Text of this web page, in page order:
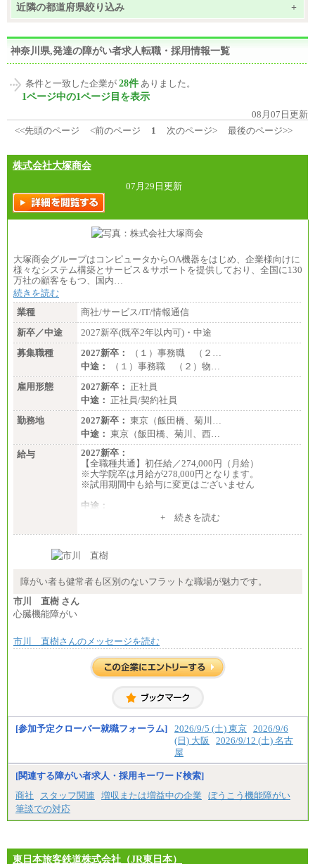
近隣の都道府県絞り込み +
神奈川県,発達の障がい者求人転職・採用情報一覧
条件と一致した企業が 28件 ありました。
1ページ中の1ページ目を表示
08月07日更新
<<先頭のページ
<前のページ 1 次のページ> 最後のページ>>
株式会社大塚商会
07月29日更新
大塚商会グループはコンピュータからOA機器をはじめ、企業様向けに
様々なシステム構築とサービス＆サポートを提供しており、全国に130
万社の顧客をもつ、国内…
続きを読む
業種
商社/サービス/IT/情報通信
新卒／中途
2027新卒(既卒2年以内可)・中途
募集職種
2027新卒：
（１）事務職 （２…
中途：
（１）事務職 （２）物…
雇用形態
2027新卒： 正社員
中途： 正社員/契約社員
勤務地
2027新卒： 東京（飯田橋、菊川…
中途： 東京（飯田橋、菊川、西…
給与
2027新卒：
【全職種共通】初任給／274,000円（月給）
※大学院卒は月給が278,000円となります。
※試用期間中も給与に変更はございません
中途：
（１）～（４）274,000円（月給）～
※経験・年齢などを考慮のうえ、当社規程により優
※業務内容・勤務形態に応じて、上記給与の範囲内
※試用期間中も給与に変更はございません
+ 続きを読む
障がい者も健常者も区別のないフラットな職場が魅力です。
市川 直樹 さん
心臓機能障がい
市川 直樹さんのメッセージを読む
[参加予定クローバー就職フォーラム] 2026/9/5 (土) 東京 2026/9/6
(日) 大阪
2026/9/12 (土) 名古
屋
[関連する障がい者求人・採用キーワード検索]
商社
スタッフ関連 増収または増益中の企業
ぼうこう機能障がい
筆談での対応
東日本旅客鉄道株式会社（JR東日本）